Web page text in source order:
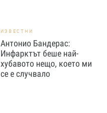
ИЗВЕСТНИ
Антонио Бандерас:
Инфарктът беше най-
хубавото нещо, което ми
се е случвало